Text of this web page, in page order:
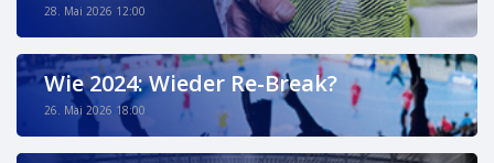
28. Mai 2026 12:00
Wie 2024: Wieder Re-Break?
26. Mai 2026 18:00